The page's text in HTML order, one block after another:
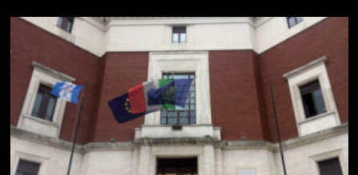
su
Parco
Mirò,
non
ci
sono
presupposti
per
essere